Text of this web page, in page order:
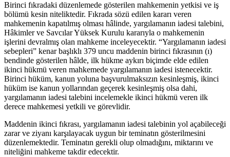
Birinci fıkradaki düzenlemede gösterilen mahkemenin yetkisi ve iş
bölümü kesin niteliktedir. Fıkrada sözü edilen kararı veren
mahkemenin kapatılmış olması hâlinde, yargılamanın iadesi talebini,
Hâkimler ve Savcılar Yüksek Kurulu kararıyla o mahkemenin
işlerini devralmış olan mahkeme inceleyecektir. “Yargılamanın iadesi
sebepleri” kenar başlıklı 379 uncu maddenin birinci fıkrasının (ı)
bendinde gösterilen hâlde, ilk hükme aykırı biçimde elde edilen
ikinci hükmü veren mahkemede yargılamanın iadesi istenecektir.
Birinci hüküm, kanun yoluna başvurulmaksızın kesinleşmiş, ikinci
hüküm ise kanun yollarından geçerek kesinleşmiş olsa dahi,
yargılamanın iadesi talebini incelemekle ikinci hükmü veren ilk
derece mahkemesi yetkili ve görevlidir.
Maddenin ikinci fıkrası, yargılamanın iadesi talebinin yol açabileceği
zarar ve ziyanı karşılayacak uygun bir teminatın gösterilmesini
düzenlemektedir. Teminatın gerekli olup olmadığını, miktarını ve
niteliğini mahkeme takdir edecektir.